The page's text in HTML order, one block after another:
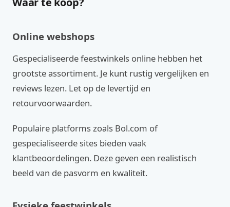
Online webshops
Gespecialiseerde feestwinkels online hebben het
grootste assortiment. Je kunt rustig vergelijken en
reviews lezen. Let op de levertijd en
retourvoorwaarden.
Populaire platforms zoals Bol.com of
gespecialiseerde sites bieden vaak
klantbeoordelingen. Deze geven een realistisch
beeld van de pasvorm en kwaliteit.